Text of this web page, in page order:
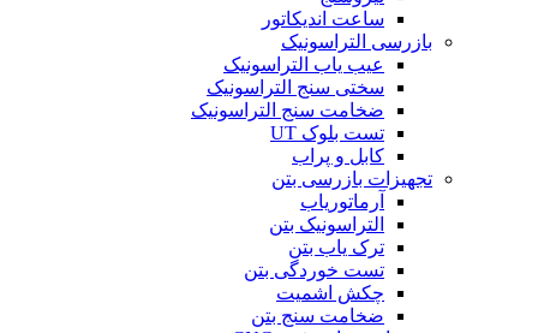
ساعت اندیکاتور
بازرسی التراسونیک
عیب یاب التراسونیک
سختی سنج التراسونیک
ضخامت سنج التراسونیک
تست بلوک UT
کابل و پراب
تجهیزات بازرسی بتن
آرماتوریاب
التراسونیک بتن
ترک یاب بتن
تست خوردگی بتن
چکش اشمیت
ضخامت سنج بتن